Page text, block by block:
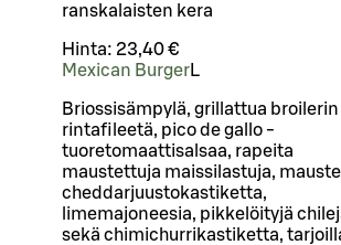
ranskalaisten kera
Hinta: 23,40 €
Mexican BurgerL
Briossisämpylä, grillattua broilerin
rintafileetä, pico de gallo -
tuoretomaattisalsaa, rapeita
maustettuja maissilastuja,
cheddarjuustokastiketta,
limemajoneesia, pikkelöityjä
sekä chimichurrikastiketta,